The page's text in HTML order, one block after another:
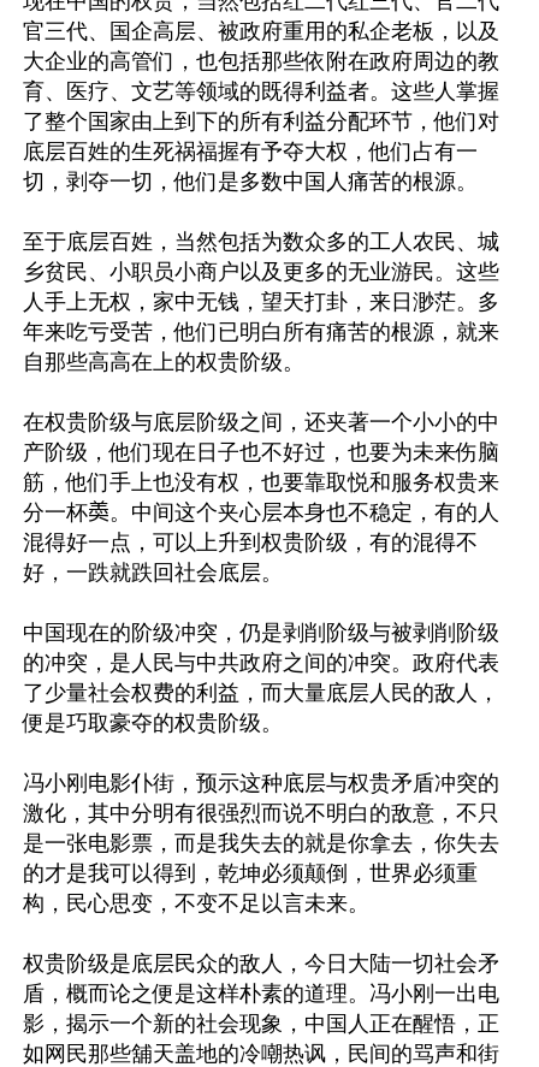
官三代、国企高层、被政府重用的私企老板，以及
大企业的高管们，也包括那些依附在政府周边的教
育、医疗、文艺等领域的既得利益者。这些人掌握
了整个国家由上到下的所有利益分配环节，他们对
底层百姓的生死祸福握有予夺大权，他们占有一
切，剥夺一切，他们是多数中国人痛苦的根源。
至于底层百姓，当然包括为数众多的工人农民、城
乡贫民、小职员小商户以及更多的无业游民。这些
人手上无权，家中无钱，望天打卦，来日渺茫。多
年来吃亏受苦，他们已明白所有痛苦的根源，就来
自那些高高在上的权贵阶级。
在权贵阶级与底层阶级之间，还夹著一个小小的中
产阶级，他们现在日子也不好过，也要为未来伤脑
筋，他们手上也没有权，也要靠取悦和服务权贵来
分一杯𡙡。中间这个夹心层本身也不稳定，有的人
混得好一点，可以上升到权贵阶级，有的混得不
好，一跌就跌回社会底层。
中国现在的阶级冲突，仍是剥削阶级与被剥削阶级
的冲突，是人民与中共政府之间的冲突。政府代表
了少量社会权费的利益，而大量底层人民的敌人，
便是巧取豪夺的权贵阶级。
冯小刚电影仆街，预示这种底层与权贵矛盾冲突的
激化，其中分明有很强烈而说不明白的敌意，不只
是一张电影票，而是我失去的就是你拿去，你失去
的才是我可以得到，乾坤必须颠倒，世界必须重
构，民心思变，不变不足以言未来。
权贵阶级是底层民众的敌人，今日大陆一切社会矛
盾，概而论之便是这样朴素的道理。冯小刚一出电
影，揭示一个新的社会现象，中国人正在醒悟，正
如网民那些舖天盖地的冷嘲热讽，民间的骂声和街